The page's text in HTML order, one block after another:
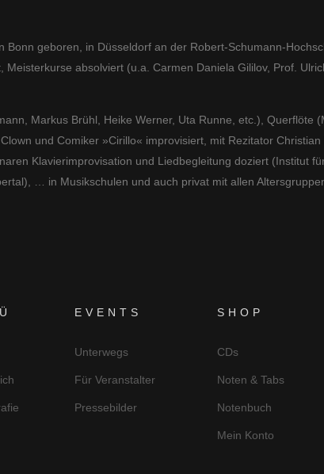
geboren, in Düsseldorf an der Robert-Schumann-
absolviert (u.a. Carmen Daniela Gililov, Prof.
Markus Brühl, Heike Werner, Uta Runne, etc.),
und Comiker »Cirillo« improvisiert, mit Rezitator Christian
Klavierimprovisation und Liedbegleitung doziert (Institut
… in Musikschulen und auch privat mit allen
EVENTS
Unterwegs
Für Veranstalter
Pressebilder
SHOP
CDs
Noten & Tabs
Notenbuch
Mein Konto